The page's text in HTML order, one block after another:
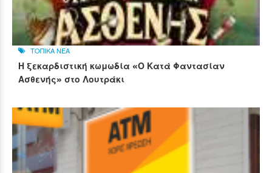
ΤΟΠΙΚΑ ΝΕΑ
Η ξεκαρδιστική κωμωδία «Ο Κατά Φαντασίαν
Ασθενής» στο Λουτράκι